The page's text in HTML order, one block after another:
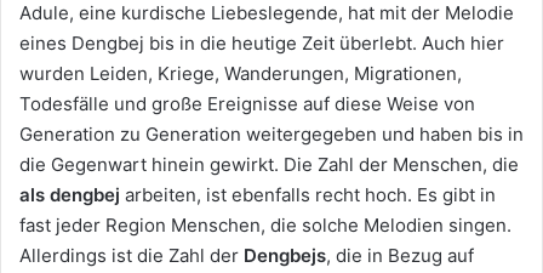
Adule, eine kurdische Liebeslegende, hat mit der Melodie
eines Dengbej bis in die heutige Zeit überlebt. Auch hier
wurden Leiden, Kriege, Wanderungen, Migrationen,
Todesfälle und große Ereignisse auf diese Weise von
Generation zu Generation weitergegeben und haben bis in
die Gegenwart hinein gewirkt. Die Zahl der Menschen, die
als dengbej arbeiten, ist ebenfalls recht hoch. Es gibt in
fast jeder Region Menschen, die solche Melodien singen.
Allerdings ist die Zahl der Dengbejs, die in Bezug auf